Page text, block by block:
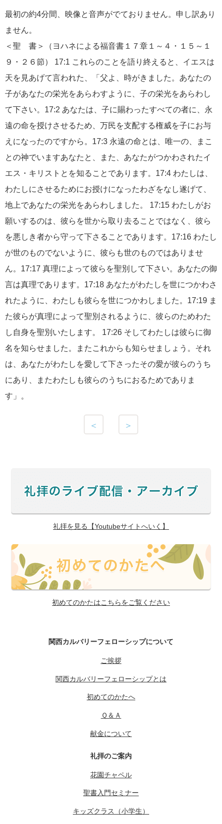
最初の約4分間、映像と音声がでておりません。申し訳あり
ません。
＜聖 書＞（ヨハネによる福音書１７章１～４・１５～１
９・２６節） 17:1 これらのことを語り終えると、イエスは
天を見あげて言われた、「父よ、時がきました。あなたの
子があなたの栄光をあらわすように、子の栄光をあらわし
て下さい。17:2 あなたは、子に賜わったすべての者に、永
遠の命を授けさせるため、万民を支配する権威を子にお与
えになったのですから。17:3 永遠の命とは、唯一の、まこ
との神でいますあなたと、また、あなたがつかわされたイ
エス・キリストとを知ることであります。17:4 わたしは、
わたしにさせるためにお授けになったわざをなし遂げて、
地上であなたの栄光をあらわしました。 17:15 わたしがお
願いするのは、彼らを世から取り去ることではなく、彼ら
を悪しき者から守って下さることであります。17:16 わたし
が世のものでないように、彼らも世のものではありませ
ん。17:17 真理によって彼らを聖別して下さい。あなたの御
言は真理であります。17:18 あなたがわたしを世につかわさ
れたように、わたしも彼らを世につかわしました。17:19 ま
た彼らが真理によって聖別されるように、彼らのためわた
し自身を聖別いたします。 17:26 そしてわたしは彼らに御
名を知らせました。またこれからも知らせましょう。それ
は、あなたがわたしを愛して下さったその愛が彼らのうち
にあり、またわたしも彼らのうちにおるためでありま
す」。
＜ ＞
礼拝を見る【Youtubeサイトへいく】
初めてのかたはこちらをご覧ください
関西カルバリーフェローシップについて
ご挨拶
関西カルバリーフェローシップとは
初めてのかたへ
Ｑ＆Ａ
献金について
礼拝のご案内
花園チャペル
聖書入門セミナー
キッズクラス（小学生）